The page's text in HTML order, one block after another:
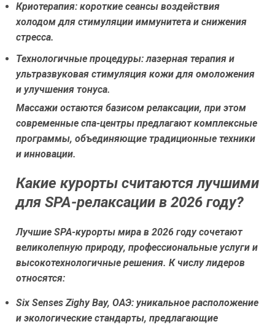
Криотерапия: короткие сеансы воздействия
холодом для стимуляции иммунитета и снижения
стресса.
Технологичные процедуры:лазерная терапия и
ультразвуковая стимуляция кожи для омоложения
и улучшения тонуса.
Массажи остаются базисом релаксации, при этом
современные спа-центры предлагают комплексные
программы, объединяющие традиционные техники
и инновации.
Какие курорты считаются лучшими
для SPA-релаксации в 2026 году?
Лучшие SPA-курорты мира в 2026 году сочетают
великолепную природу, профессиональные услуги и
высокотехнологичные решения. К числу лидеров
относятся:
Six Senses Zighy Bay, ОАЭ: уникальное расположение
и экологические стандарты, предлагающие